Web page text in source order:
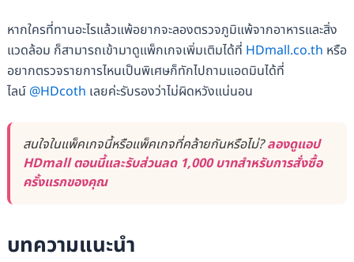
หากใครที่ทานอะไรแล้วแพ้อยากจะลองตรวจภูมิแพ้จากอาหารและสิ่ง
แวดล้อม ก็สามารถเข้ามาดูแพ็กเกจเพิ่มเติมได้ที่ HDmall.co.th หรือ
อยากตรวจรายการไหนเป็นพิเศษก็ทักไปถามแอดมินได้ที่
ไลน์ @HDcoth เลยค่ะรับรองว่าไม่ผิดหวังแน่นอน
สนใจในแพ็คเกจนี้หรือแพ็คเกจที่คล้ายกันหรือไม่?ลองดูแอป
HDmall ตอนนี้และรับส่วนลด 1,000 บาทสำหรับการสั่งซื้อ
ครั้งแรกของคุณ
บทความแนะนำ